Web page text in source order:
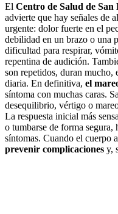
El Centro de Salud de San
advierte que hay señales de
urgente: dolor fuerte en el
debilidad en un brazo o una
dificultad para respirar,
repentina de audición.
son repetidos, duran mucho,
diaria. En definitiva, el
síntoma con muchas caras.
desequilibrio, vértigo o
La respuesta inicial más
o tumbarse de forma segura,
síntomas. Cuando el cuerpo
prevenir complicaciones y,